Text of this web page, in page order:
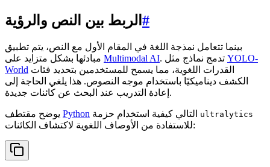
الربط بين النص والرؤية #
بينما تتعامل نمذجة اللغة في المقام الأول مع النص، يتم تطبيق
Multimodal AI
YOLO-
World
الكشف ديناميكيًا باستخدام موجه النصوص. هذا يلغي الحاجة إلى
إعادة التدريب عند البحث عن كائنات جديدة.
Python ultralytics
للاستفادة من الأوصاف اللغوية لاكتشاف الكائنات: